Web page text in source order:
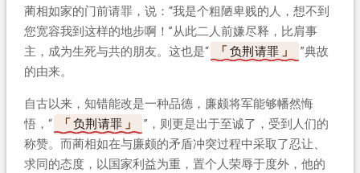
蔺相如家的门前请罪，说：“我是个粗陋卑贱的人，想不到
您宽容我到这样的地步啊！”从此二人前嫌尽释，比肩事
主，成为生死与共的朋友。这也是“
负荆请罪
”典故
的由来。
自古以来，知错能改是一种品德，廉颇将军能够幡然悔
悟，“
负荆请罪
”，则更是出于至诚了，受到人们的
称赞。而蔺相如在与廉颇的矛盾冲突过程中采取了忍让、
求同的态度，以国家利益为重，置个人荣辱于度外，他的